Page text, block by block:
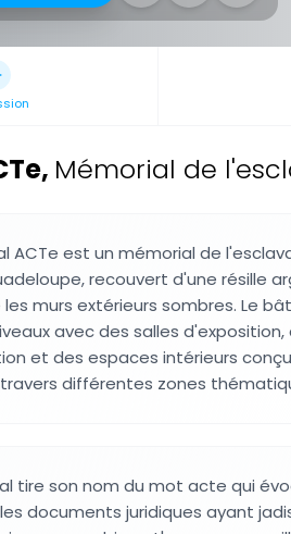
, Mémorial de
ACTe est un mémorial de
recouvert d'une résille
murs extérieurs sombres. Le
avec des salles
et des espaces intérieurs
différentes zones
tire son nom du mot acte qui
documents juridiques ayant